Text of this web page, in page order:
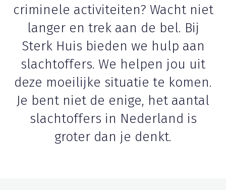
criminele activiteiten? Wacht niet
langer en trek aan de bel. Bij
Sterk Huis bieden we hulp aan
slachtoffers. We helpen jou uit
deze moeilijke situatie te komen.
Je bent niet de enige, het aantal
slachtoffers in Nederland is
groter dan je denkt.